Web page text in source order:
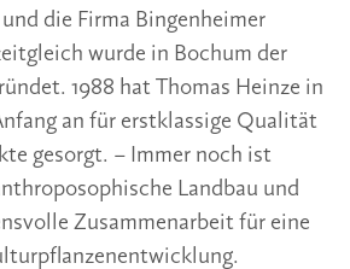
die Firma Bingenheimer
wurde in Bochum der
1988 hat Thomas Heinze in
an für erstklassige Qualität
gesorgt. − Immer noch ist
Landbau und
Zusammenarbeit für eine